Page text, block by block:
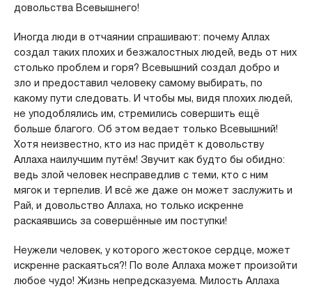
довольства Всевышнего!
Иногда люди в отчаянии спрашивают: почему Аллах
создал таких плохих и безжалостных людей, ведь от них
столько проблем и горя? Всевышний создал добро и
зло и предоставил человеку самому выбирать, по
какому пути следовать. И чтобы мы, видя плохих людей,
не уподоблялись им, стремились совершить ещё
больше благого. Об этом ведает только Всевышний!
Хотя неизвестно, кто из нас придёт к довольству
Аллаха наилучшим путём! Звучит как будто бы обидно:
ведь злой человек несправедлив с теми, кто с ним
мягок и терпелив. И всё же даже он может заслужить и
Рай, и довольство Аллаха, но только искренне
раскаявшись за совершённые им поступки!
Неужели человек, у которого жестокое сердце, может
искренне раскаяться?! По воле Аллаха может произойти
любое чудо! Жизнь непредсказуема. Милость Аллаха